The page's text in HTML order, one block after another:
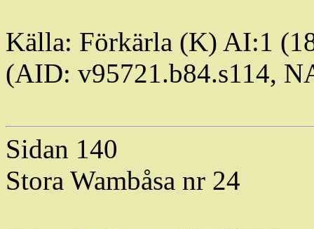
Källa: Förkärla (K) AI:1
(AID: v95721.b84.s114,
Sidan 140
Stora Wambåsa nr 24